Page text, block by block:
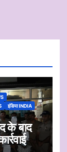
इंडिया INDIA
के बाद